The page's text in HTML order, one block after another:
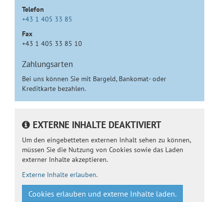
Telefon
+43 1 405 33 85
Fax
+43 1 405 33 85 10
Zahlungsarten
Bei uns können Sie mit Bargeld, Bankomat- oder
Kreditkarte bezahlen.
EXTERNE INHALTE DEAKTIVIERT
Um den eingebetteten externen Inhalt sehen zu können,
müssen Sie die Nutzung von Cookies sowie das Laden
externer Inhalte akzeptieren.
Externe Inhalte erlauben.
Cookies erlauben und externe Inhalte laden.